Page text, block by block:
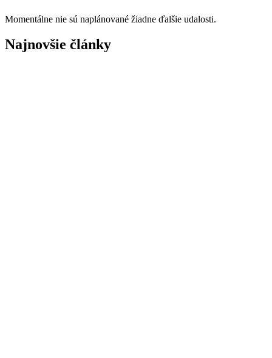
Momentálne nie sú naplánované žiadne ďalšie udalosti.
Najnovšie články